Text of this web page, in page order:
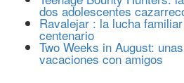
dos adolescentes
Ravalejar : la lucha
centenario
Two Weeks in August:
vacaciones con amigos